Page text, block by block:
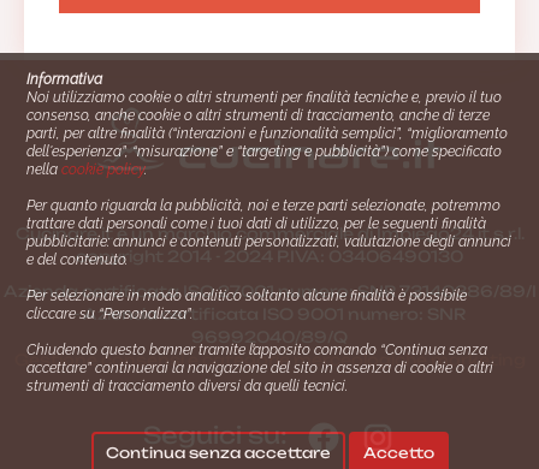
Cucinare.it è un marchio commerciale di Impiego24.it s.r.l.
copyright 2014 - 2024 P.IVA: 03406490130
Azienda certiﬁcata ISO 27001 numero: SNR 73140386/89/I
- Azienda certiﬁcata ISO 9001 numero: SNR
Gestione consensi e categorie merceologiche marketing
Seguici su:
Informativa
Noi utilizziamo cookie o altri strumenti per finalità tecniche e, previo il tuo
consenso, anche cookie o altri strumenti di tracciamento, anche di terze
parti, per altre finalità (“interazioni e funzionalità semplici”, “miglioramento
dell'esperienza”, “misurazione” e “targeting e pubblicità”) come specificato
nellacookie policy.
Per quanto riguarda la pubblicità, noi e terze parti selezionate, potremmo
trattare dati personali come i tuoi dati di utilizzo, per le seguenti finalità
pubblicitarie: annunci e contenuti personalizzati, valutazione degli annunci
e del contenuto.
Per selezionare in modo analitico soltanto alcune finalità è possibile
cliccare su “Personalizza”.
Chiudendo questo banner tramite l’apposito comando “Continua senza
accettare” continuerai la navigazione del sito in assenza di cookie o altri
strumenti di tracciamento diversi da quelli tecnici.
Continua senza accettare Accetto